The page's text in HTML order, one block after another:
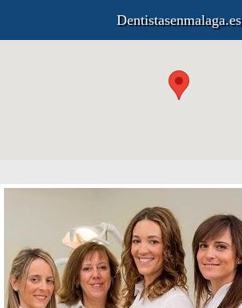
Dentistasenmalaga.es